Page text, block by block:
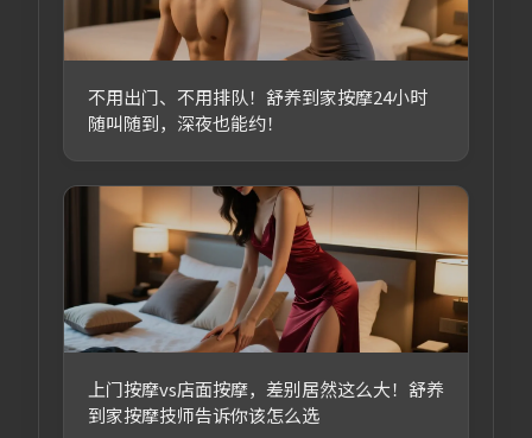
不用出门、不用排队！舒养到家按摩24小时
随叫随到，深夜也能约！
上门按摩vs店面按摩，差别居然这么大！舒养
到家按摩技师告诉你该怎么选